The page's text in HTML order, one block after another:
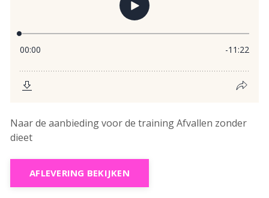
Naar de aanbieding voor de training Afvallen zonder
dieet
AFLEVERING BEKIJKEN